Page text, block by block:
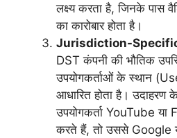
लक्ष्य करता है, जिनके पास
का कारोबार होता है।
Jurisdiction-Specific
DST कंपनी की भौतिक
उपयोगकर्ताओं के स्थान
आधारित होता है। उदाहरण
उपयोगकर्ता YouTube
करते हैं, तो उससे Google